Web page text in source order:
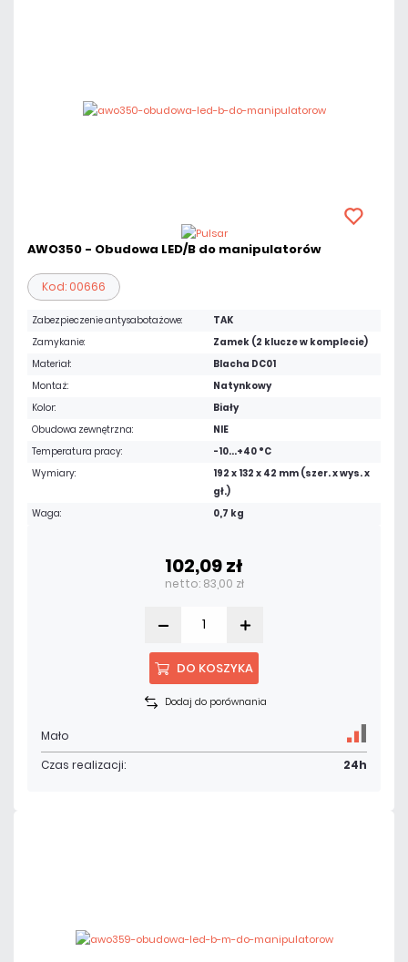
AWO350 - Obudowa LED/B do manipulatorów
Kod: 00666
Zabezpieczenie antysabotażowe:
TAK
Zamykanie:
Zamek (2 klucze w komplecie)
Materiał:
Blacha DC01
Montaż:
Natynkowy
Kolor:
Biały
Obudowa zewnętrzna:
NIE
Temperatura pracy:
-10...+40 °C
Wymiary:
192 x 132 x 42 mm (szer. x wys. x
gł.)
Waga:
0,7 kg
102,09 zł
netto: 83,00 zł
DO KOSZYKA
Dodaj do porównania
Mało
Czas realizacji:
24h